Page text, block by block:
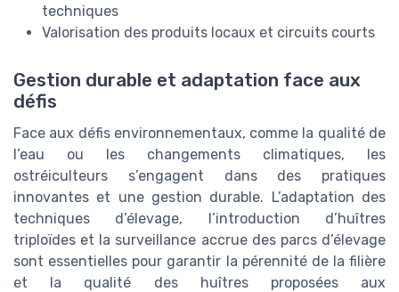
techniques
Valorisation des produits locaux et circuits courts
Gestion durable et adaptation face aux
défis
Face aux défis environnementaux, comme la qualité de
l’eau ou les changements climatiques, les
ostréiculteurs s’engagent dans des pratiques
innovantes et une gestion durable. L’adaptation des
techniques d’élevage, l’introduction d’huîtres
triploïdes et la surveillance accrue des parcs d’élevage
sont essentielles pour garantir la pérennité de la filière
et la qualité des huîtres proposées aux